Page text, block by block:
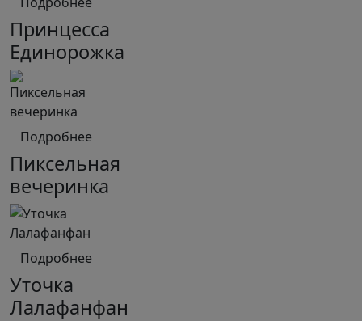
Принцесса
Единорожка
Подробнее
Пиксельная
вечеринка
Подробнее
Уточка
Лалафанфан